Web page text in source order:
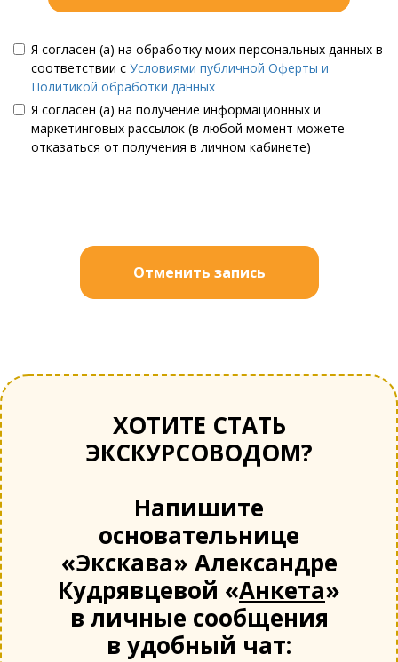
Я согласен (а) на обработку моих персональных данных в
соответствии с Условиями публичной Оферты и
Политикой обработки данных
Я согласен (а) на получение информационных и
маркетинговых рассылок (в любой момент можете
отказаться от получения в личном кабинете)
Отменить запись
ХОТИТЕ СТАТЬ
ЭКСКУРСОВОДОМ?
Напишите
основательнице
«Экскава» Александре
Кудрявцевой «Анкета»
в личные сообщения
в удобный чат: